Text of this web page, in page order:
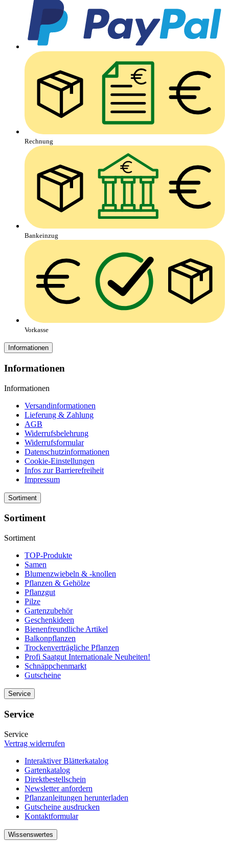
Rechnung
Bankeinzug
Vorkasse
Informationen
Informationen
Informationen
Versandinformationen
Lieferung & Zahlung
AGB
Widerrufsbelehrung
Widerrufsformular
Datenschutzinformationen
Cookie-Einstellungen
Infos zur Barrierefreiheit
Impressum
Sortiment
Sortiment
Sortiment
TOP-Produkte
Samen
Blumenzwiebeln & -knollen
Pflanzen & Gehölze
Pflanzgut
Pilze
Gartenzubehör
Geschenkideen
Bienenfreundliche Artikel
Balkonpflanzen
Trockenverträgliche Pflanzen
Profi Saatgut Internationale Neuheiten!
Schnäppchenmarkt
Gutscheine
Service
Service
Service
Vertrag widerrufen
Interaktiver Blätterkatalog
Gartenkatalog
Direktbestellschein
Newsletter anfordern
Pflanzanleitungen herunterladen
Gutscheine ausdrucken
Kontaktformular
Wissenswertes